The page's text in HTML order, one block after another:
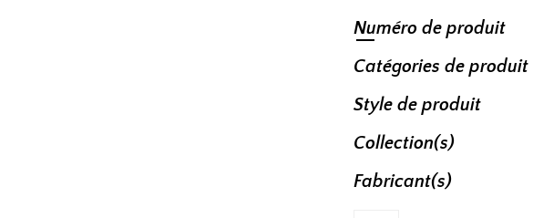
Numéro de produit
Catégories de produit
Style de produit
Collection(s)
Fabricant(s)